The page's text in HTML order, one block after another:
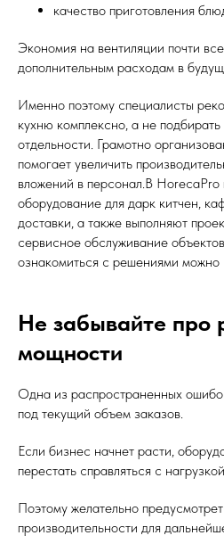
качество приготовления
Экономия на вентиляции почти
дополнительным расходам в
Именно поэтому специалисты
кухню комплексно, а не
отдельности. Грамотно
помогает увеличить
вложений в персонал.В HorecaPro
оборудование для дарк китчен,
доставки, а также выполняют
сервисное обслуживание
ознакомиться с решениями можно
Не забывайте про
мощности
Одна из распространенных
под текущий объем заказов.
Если бизнес начнет расти,
перестать справляться с
Поэтому желательно
производительности для